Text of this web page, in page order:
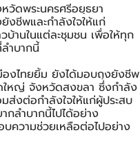
วัดพระนครศรีอยุธยา
ชีพและกำลังใจให้แก่
บ้านในแต่ละชุมชน เพื่อให้ทุก
ำบากนี้
องไทยยิ้ม ยังได้มอบถุงยังชีพ
ใหญ่ จังหวัดสงขลา ซึ่งกำลัง
ส่งต่อกำลังใจให้แก่ผู้ประสบ
ลำบากนี้ไปได้อย่าง
ความช่วยเหลือต่อไปอย่าง